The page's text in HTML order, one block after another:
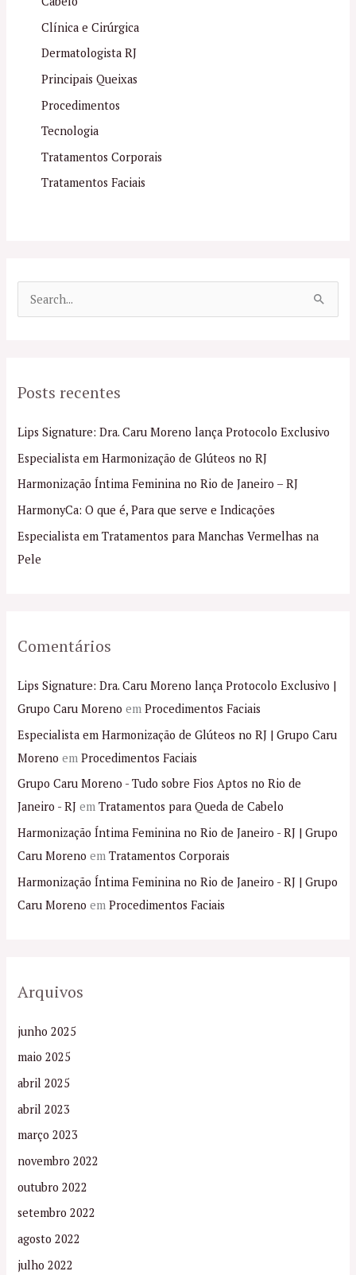
Clínica e Cirúrgica
Dermatologista RJ
Principais Queixas
Procedimentos
Tecnologia
Tratamentos Corporais
Tratamentos Faciais
u
s
a
r
p
o
r
Posts recentes
Lips Signature: Dra. Caru Moreno lança Protocolo Exclusivo
Especialista em Harmonização de Glúteos no RJ
Harmonização Íntima Feminina no Rio de Janeiro – RJ
HarmonyCa: O que é, Para que serve e Indicações
Especialista em Tratamentos para Manchas Vermelhas na
Pele
Comentários
Lips Signature: Dra. Caru Moreno lança Protocolo Exclusivo |
Grupo Caru Moreno emProcedimentos Faciais
Especialista em Harmonização de Glúteos no RJ | Grupo Caru
Moreno emProcedimentos Faciais
Grupo Caru Moreno - Tudo sobre Fios Aptos no Rio de
Janeiro - RJ emTratamentos para Queda de Cabelo
Harmonização Íntima Feminina no Rio de Janeiro - RJ | Grupo
Caru Moreno emTratamentos Corporais
Harmonização Íntima Feminina no Rio de Janeiro - RJ | Grupo
Caru Moreno emProcedimentos Faciais
Arquivos
junho 2025
maio 2025
abril 2025
abril 2023
março 2023
novembro 2022
outubro 2022
setembro 2022
agosto 2022
julho 2022